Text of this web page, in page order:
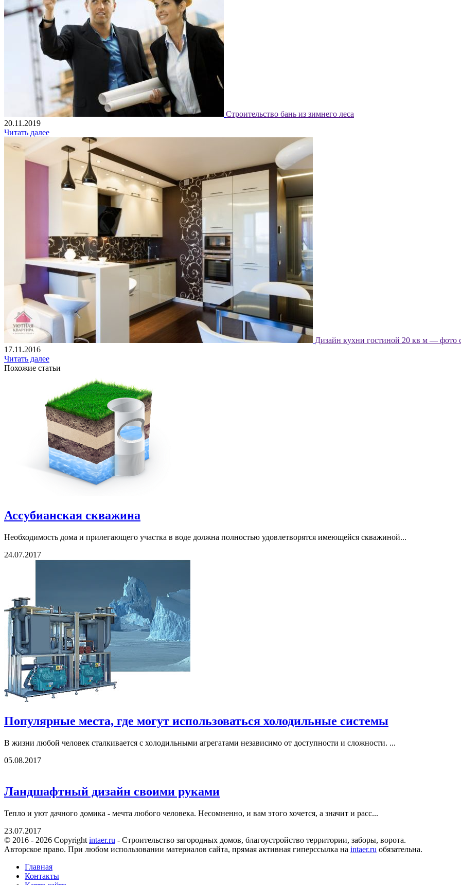
Строительство бань из зимнего леса
20.11.2019
Читать далее
Дизайн кухни гостиной 20 кв м — фото
17.11.2016
Читать далее
Похожие статьи
Ассубианская скважина
Необходимость дома и прилегающего участка в воде должна полностью удовлетворятся имеющейся скважиной...
24.07.2017
Популярные места, где могут использоваться холодильные системы
В жизни любой человек сталкивается с холодильными агрегатами независимо от доступности и сложности. ...
05.08.2017
Ландшафтный дизайн своими руками
Тепло и уют дачного домика - мечта любого человека. Несомненно, и вам этого хочется, а значит и расс...
23.07.2017
© 2016 - 2026 Copyright intaer.ru - Cтроительство загородных домов, благоустройство территории, заборы, ворота.
Авторское право. При любом использовании материалов сайта, прямая активная гиперссылка на intaer.ru обязательна.
Главная
Контакты